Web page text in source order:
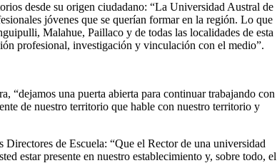
desde su origen ciudadano: “La Universidad Austral de
jóvenes que se querían formar en la región. Lo que
Malahue, Paillaco y de todas las localidades de esta
profesional, investigación y vinculación con el medio”.
“dejamos una puerta abierta para continuar trabajando con
de nuestro territorio que hable con nuestro territorio y
de Escuela: “Que el Rector de una universidad
estar presente en nuestro establecimiento y, sobre todo, el